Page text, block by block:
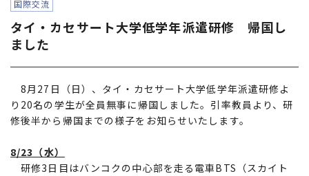
国際交流
タイ・カセサート大学低学年派遣研修 帰国し
ました
8月27日（日）、タイ・カセサート大学低学年派遣研修よ
り20名の学生が全員無事に帰国しました。引率教員より、研
修後半から帰国までの様子をお知らせいたします。
8/23（水）
研修3日目はバンコクの中心部を走る電車BTS（スカイト